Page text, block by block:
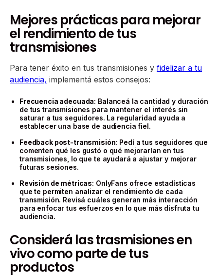
Mejores prácticas para mejorar
el rendimiento de tus
transmisiones
Para tener éxito en tus transmisiones y fidelizar a tu
audiencia, implementá estos consejos:
Frecuencia adecuada: Balanceá la cantidad y duración
de tus transmisiones para mantener el interés sin
saturar a tus seguidores. La regularidad ayuda a
establecer una base de audiencia fiel.
Feedback post-transmisión: Pedí a tus seguidores que
comenten qué les gustó o qué mejorarían en tus
transmisiones, lo que te ayudará a ajustar y mejorar
futuras sesiones.
Revisión de métricas: OnlyFans ofrece estadísticas
que te permiten analizar el rendimiento de cada
transmisión. Revisá cuáles generan más interacción
para enfocar tus esfuerzos en lo que más disfruta tu
audiencia.
Considerá las trasmisiones en
vivo como parte de tus
productos